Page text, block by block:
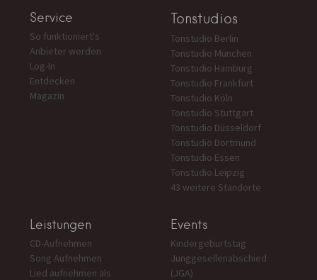
Service
So funktioniert's
Anbieter werden
Log-In
Entdecken
Magazin
Tonstudios
Tonstudio Berlin
Tonstudio München
Tonstudio Hamburg
Tonstudio Frankfurt
Tonstudio Köln
Tonstudio Stuttgart
Tonstudio Düsseldorf
Tonstudio Dortmund
Tonstudio Essen
Tonstudio Leipzig
43 weitere Standorte
Leistungen
CD-Aufnehmen
Song Aufnehmen
Lied aufnehmen als
Events
Kindergeburtstag
Junggesellenabschied
(JGA)